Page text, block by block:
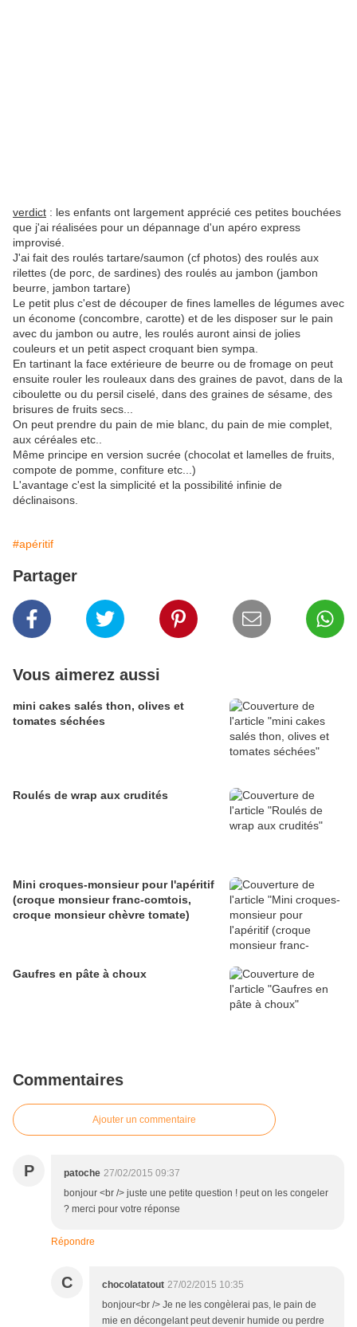
verdict : les enfants ont largement apprécié ces petites bouchées
que j'ai réalisées pour un dépannage d'un apéro express
improvisé.
J'ai fait des roulés tartare/saumon (cf photos) des roulés aux
rilettes (de porc, de sardines) des roulés au jambon (jambon
beurre, jambon tartare)
Le petit plus c'est de découper de fines lamelles de légumes avec
un économe (concombre, carotte) et de les disposer sur le pain
avec du jambon ou autre, les roulés auront ainsi de jolies
couleurs et un petit aspect croquant bien sympa.
En tartinant la face extérieure de beurre ou de fromage on peut
ensuite rouler les rouleaux dans des graines de pavot, dans de la
ciboulette ou du persil ciselé, dans des graines de sésame, des
brisures de fruits secs...
On peut prendre du pain de mie blanc, du pain de mie complet,
aux céréales etc..
Même principe en version sucrée (chocolat et lamelles de fruits,
compote de pomme, confiture etc...)
L'avantage c'est la simplicité et la possibilité infinie de
déclinaisons.
#apéritif
Partager
Vous aimerez aussi
mini cakes salés thon, olives et
tomates séchées
Roulés de wrap aux crudités
Mini croques-monsieur pour l'apéritif
(croque monsieur franc-comtois,
croque monsieur chèvre tomate)
Gaufres en pâte à choux
Commentaires
Ajouter un commentaire
P patoche 27/02/2015 09:37
bonjour <br /> juste une petite question ! peut on les congeler
? merci pour votre réponse
Répondre
C chocolatatout 27/02/2015 10:35
bonjour<br /> Je ne les congèlerai pas, le pain de
mie en décongelant peut devenir humide ou perdre